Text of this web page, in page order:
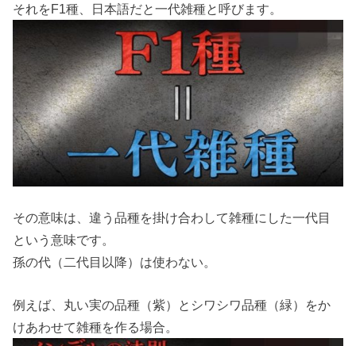
それをF1種、日本語だと一代雑種と呼びます。
その意味は、違う品種を掛け合わして雑種にした一代目
という意味です。
孫の代（二代目以降）は使わない。
例えば、丸い実の品種（紫）とシワシワ品種（緑）をか
けあわせて雑種を作る場合。